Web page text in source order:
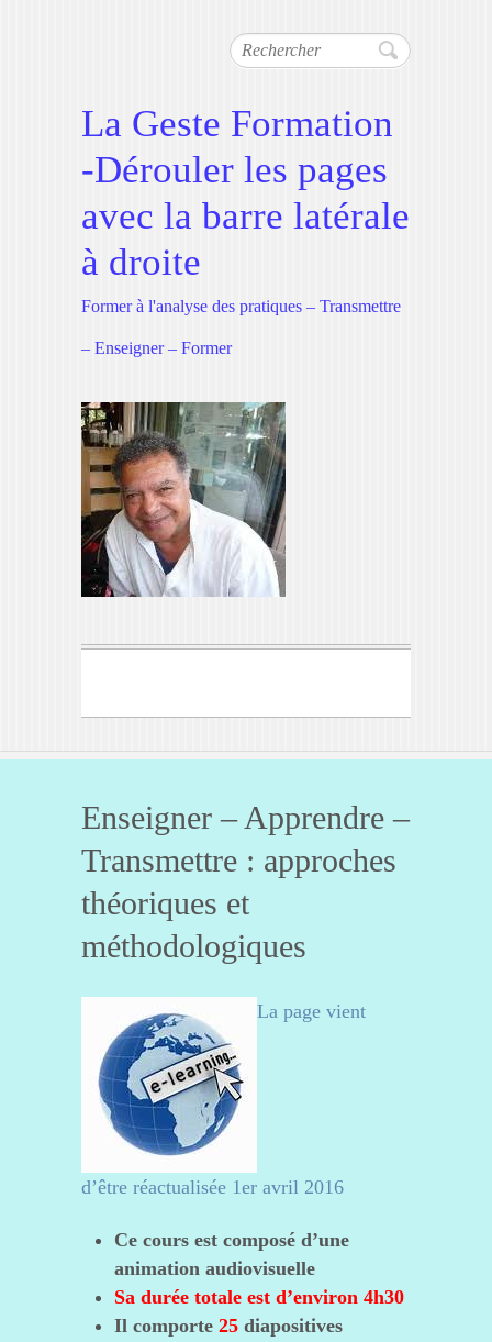
Rechercher
La Geste Formation
-Dérouler les pages
avec la barre latérale
à droite
Former à l'analyse des pratiques – Transmettre
– Enseigner – Former
Enseigner – Apprendre –
Transmettre : approches
théoriques et
méthodologiques
La page vient
d’être réactualisée 1er avril 2016
Ce cours est composé d’une
animation audiovisuelle
Sa durée totale est d’environ 4h30
Il comporte 25 diapositives